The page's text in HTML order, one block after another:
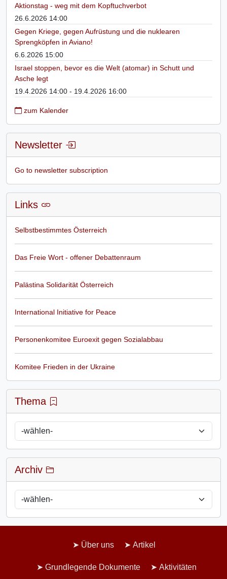
Aktionstag - weg mit dem Kopftuchverbot
26.6.2026 14:00
Gegen Kriege, gegen Aufrüstung und die nuklearen
Sprengköpfen in Aviano!
6.6.2026 15:00
Israel stoppen, bevor es die Welt (atomar) in Schutt und
Asche legt
19.4.2026 14:00 - 19.4.2026 16:00
zum Kalender
Newsletter
Go to newsletter subscription
Links
Selbstbestimmtes Österreich
Das Freie Wort - offener Debattenraum
Palästina Solidarität Österreich
International Initiative for Peace
Personenkomitee Euroexit gegen Sozialabbau
Komitee Frieden in der Ukraine
Thema
Archiv
Über uns Artikel
Grundlegende Dokumente Aktivitäten